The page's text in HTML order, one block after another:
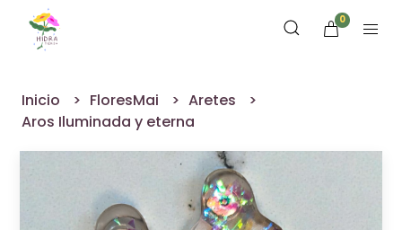
0
Inicio FloresMai
Aretes
Aros Iluminada y eterna